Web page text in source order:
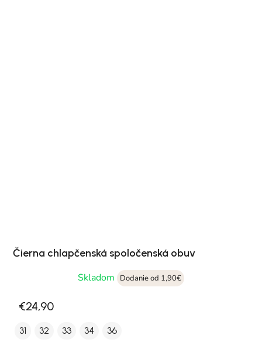
Čierna chlapčenská spoločenská obuv
Skladom
Dodanie od 1,90€
€24,90
31 32 33 34 36